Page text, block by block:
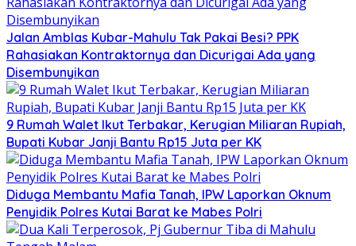
Jalan Amblas Kubar-Mahulu Tak Pakai Besi? PPK
Rahasiakan Kontraktornya dan Dicurigai Ada yang
Disembunyikan
9 Rumah Walet Ikut Terbakar, Kerugian Miliaran Rupiah,
Bupati Kubar Janji Bantu Rp15 Juta per KK
Diduga Membantu Mafia Tanah, IPW Laporkan Oknum
Penyidik Polres Kutai Barat ke Mabes Polri